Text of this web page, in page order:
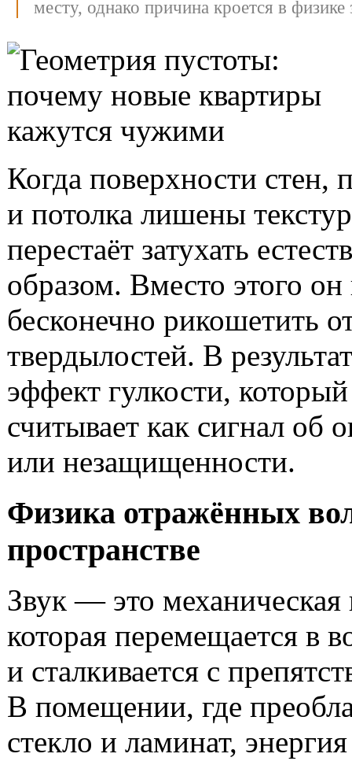
месту, однако причина кроется в
Когда поверхности стен,
и потолка лишены
перестаёт затухать
образом. Вместо этого он
бесконечно рикошетить
твердылостей. В
эффект гулкости,
считывает как сигнал об
или незащищенности.
Физика отражённых
пространстве
Звук — это механическая
которая перемещается в
и сталкивается с
В помещении, где
стекло и ламинат,